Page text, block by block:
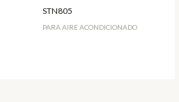
STN805
PARA AIRE ACONDICIONADO